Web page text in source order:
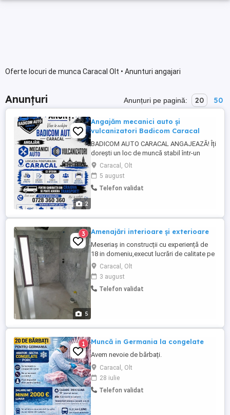
Oferte locuri de munca Caracal Olt • Anunturi angajari
Anunțuri Anunțuri pe pagină: 20 50
2
Angajăm mecanici auto și
vulcanizatori Badicom Caracal
BADICOM AUTO CARACAL ANGAJEAZĂ! Îți
dorești un loc de muncă stabil într-un
service modern? Alătură-te echipei
noastre! Posturi disponibile: * Mecanic
auto * Vulcanizator Oferim: * Salariu
atractiv * Contract individual de muncă *
Caracal, Olt
5 august
Telefon validat
5
3 Amenajări interioare și exterioare
Meseriaș in construcții cu experiență de
18 in domeniu,execut lucrări de calitate pe
raza Caracal-Corabia-Izbiceni și
împrejurimile lor.Cer și ofer seriozitate
Caracal, Olt
3 august
Telefon validat
1 Muncă in Germania la congelate
Avem nevoie de bărbați.
Caracal, Olt
28 iulie
Telefon validat